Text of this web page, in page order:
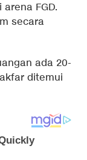
FGD.
secara
ada 20-
ditemui